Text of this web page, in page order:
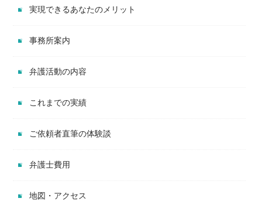
実現できるあなたのメリット
事務所案内
弁護活動の内容
これまでの実績
ご依頼者直筆の体験談
弁護士費用
地図・アクセス